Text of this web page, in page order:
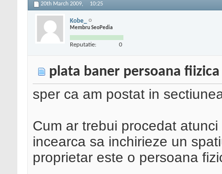
20th March 2009, 10:25
Kobe_
Membru SeoPedia
Reputatie: 0
plata baner persoana
sper ca am postat in
Cum ar trebui procedat
incearca sa inchirieze un
proprietar este o persoana